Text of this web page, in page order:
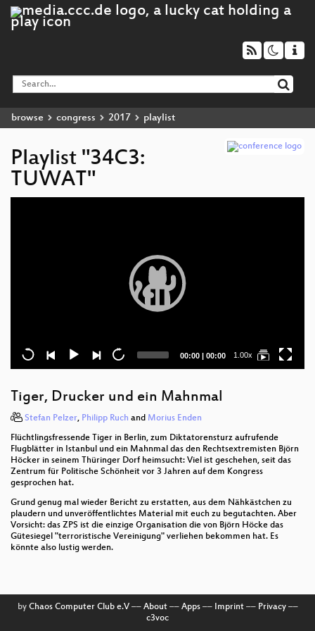
browse congress 2017 playlist
Playlist "34C3:
TUWAT"
Current
00:00 | Total
00:00 1.00x
Tiger, Drucker und ein Mahnmal
Stefan Pelzer, Philipp Ruch and Morius Enden
Flüchtlingsfressende Tiger in Berlin, zum Diktatorensturz aufrufende
Flugblätter in Istanbul und ein Mahnmal das den Rechtsextremisten Björn
Höcker in seinem Thüringer Dorf heimsucht: Viel ist geschehen, seit das
Zentrum für Politische Schönheit vor 3 Jahren auf dem Kongress
gesprochen hat.
Grund genug mal wieder Bericht zu erstatten, aus dem Nähkästchen zu
plaudern und unveröffentlichtes Material mit euch zu begutachten. Aber
Vorsicht: das ZPS ist die einzige Organisation die von Björn Höcke das
Gütesiegel "terroristische Vereinigung" verliehen bekommen hat. Es
könnte also lustig werden.
by Chaos Computer Club e.V–– About–– Apps–– Imprint–– Privacy––
c3voc